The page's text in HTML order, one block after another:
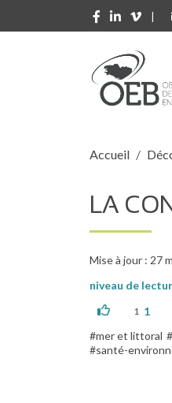
Aller au contenu principal
Fil d'Ariane
Accueil
LA
Mise à jour : 27
niveau de
1 1
mer et littoral
santé-